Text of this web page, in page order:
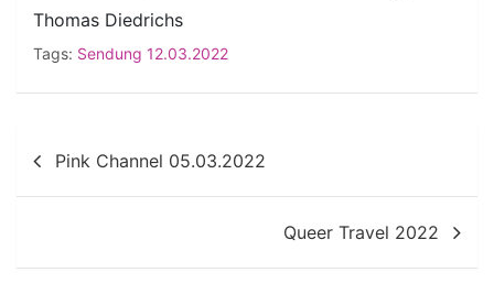
Thomas Diedrichs
Tags: Sendung 12.03.2022
Beitragsnavigation
Pink Channel 05.03.2022
Queer Travel 2022